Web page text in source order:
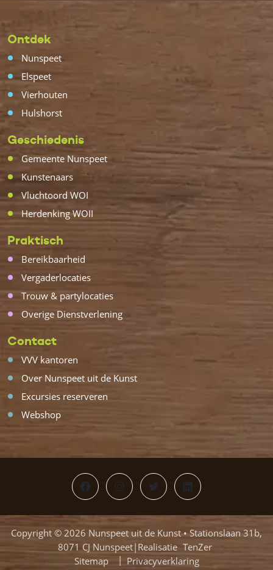
Ontdek
Nunspeet
Elspeet
Vierhouten
Hulshorst
Geschiedenis
Gemeente Nunspeet
Kunstenaars
Vluchtoord WOI
Herdenking WOII
Praktisch
Bereikbaarheid
Vergaderlocaties
Trouw & partylocaties
Overige Dienstverlening
Contact
VVV kantoren
Over Nunspeet uit de Kunst
Excursies reserveren
Webshop
FacebookInstagram
TwitterLinkedIn
Copyright © 2026 Nunspeet uit de Kunst • Stationslaan 31b,
8071 CJ Nunspeet|Realisatie TenZer
Sitemap
Privacyverklaring